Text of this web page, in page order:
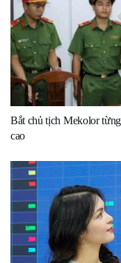
Bắt chủ tịch Mekolor
cao